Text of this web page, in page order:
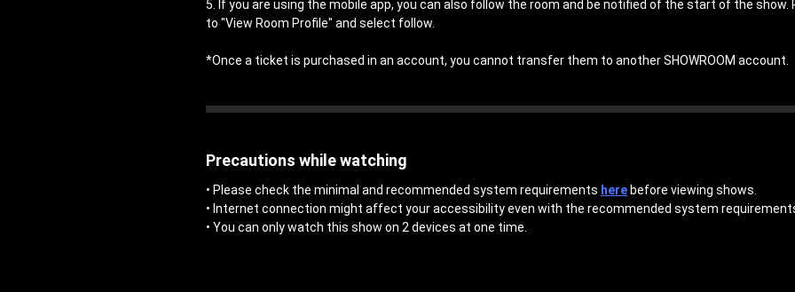
5. If you are using the mobile app, you can also follow the room and be notified of the start of the show.
to "View Room Profile" and select follow.
*Once a ticket is purchased in an account, you cannot transfer them to another SHOWROOM account.
Precautions while watching
• Please check the minimal and recommended system requirements here before viewing shows.
• Internet connection might affect your accessibility even with the recommended system
• You can only watch this show on 2 devices at one time.